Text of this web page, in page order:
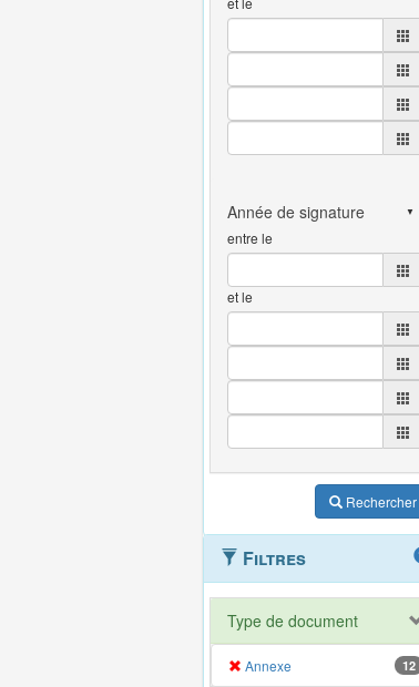
entre le
et le
Rechercher
Filtres
Type de document
Annexe 12